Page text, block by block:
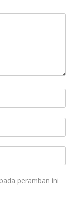
peramban ini